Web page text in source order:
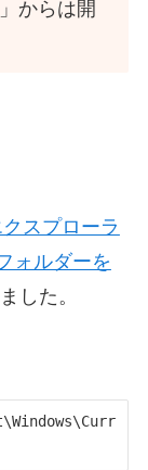
からは開
スプローラ
ォルダーを
した。